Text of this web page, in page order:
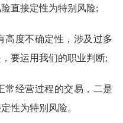
直接定性为特别风险;
高度不确定性，涉及过多
要运用我们的职业判断;
常经营过程的交易，二是
性为特别风险。